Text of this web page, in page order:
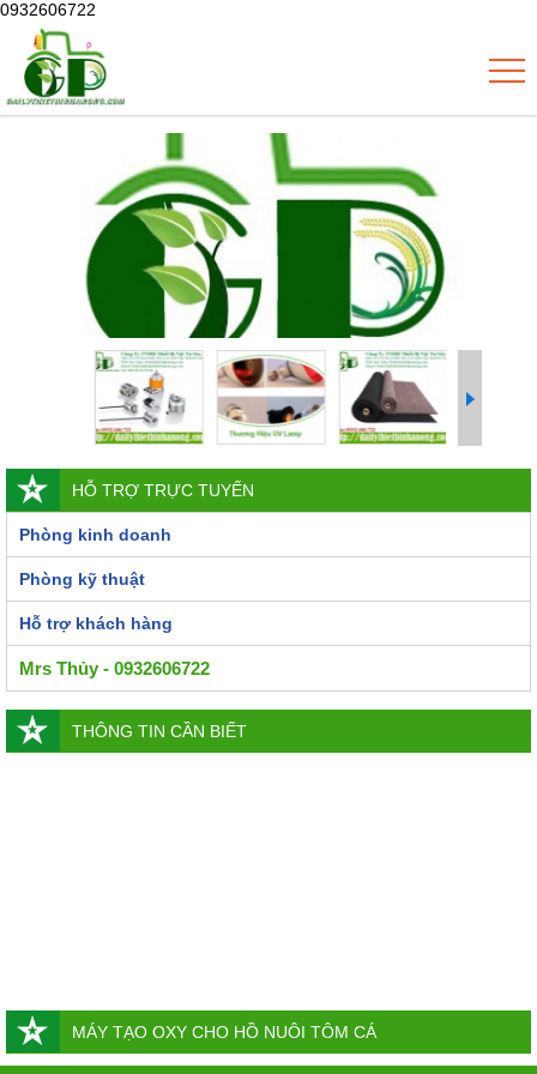
0932606722
HỖ TRỢ TRỰC TUYẾN
Phòng kinh doanh
Phòng kỹ thuật
Hỗ trợ khách hàng
Mrs Thủy - 0932606722
THÔNG TIN CẦN BIẾT
MÁY TẠO OXY CHO HỒ NUÔI TÔM CÁ